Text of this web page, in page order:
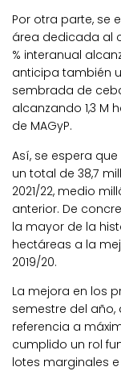
Por otra parte, se
área dedicada al
% interanual
anticipa también
sembrada de
alcanzando 1,3 M
de MAGyP.
Así, se espera
un total de 38,7
2021/22, medio
anterior. De
la mayor de la
hectáreas a la
2019/20.
La mejora en los
semestre del
referencia a
cumplido un rol
lotes marginales